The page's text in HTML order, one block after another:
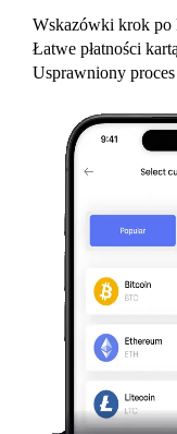
Wskazówki krok po
Łatwe płatności
Usprawniony